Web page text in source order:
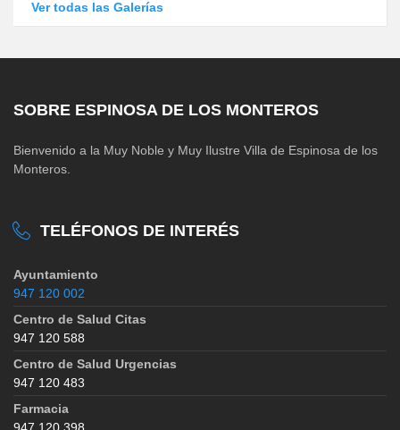
Ver todas las Galerías
SOBRE ESPINOSA DE LOS MONTEROS
Bienvenido a la Muy Noble y Muy Ilustre Villa de Espinosa de los
Monteros.
TELÉFONOS DE INTERÉS
Ayuntamiento
947 120 002
Centro de Salud Citas
947 120 588
Centro de Salud Urgencias
947 120 483
Farmacia
947 120 398